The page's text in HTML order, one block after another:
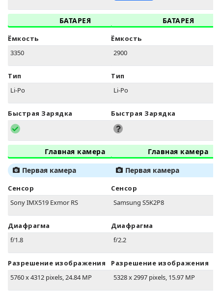
БАТАРЕЯ
Ёмкость
3350
Тип
Li-Po
Быстрая Зарядка
Главная камера
Первая камера
Сенсор
Sony IMX519 Exmor RS
Диафрагма
f/1.8
Разрешение изображения
5760 x 4312 pixels, 24.84 MP
БАТАРЕЯ
Ёмкость
2900
Тип
Li-Po
Быстрая Зарядка
Главная камера
Первая камера
Сенсор
Samsung S5K2P8
Диафрагма
f/2.2
Разрешение изображения
5328 x 2997 pixels, 15.97 MP